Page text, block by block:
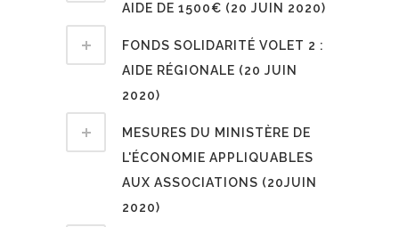
AIDE DE 1500€ (20 JUIN 2020)
FONDS SOLIDARITÉ VOLET 2 :
AIDE RÉGIONALE (20 JUIN
2020)
MESURES DU MINISTÈRE DE
L'ÉCONOMIE APPLIQUABLES
AUX ASSOCIATIONS (20JUIN
2020)